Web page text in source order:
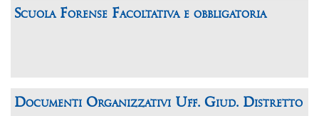
Scuola Forense Facoltativa e obbligatoria
Documenti Organizzativi Uff. Giud. Distretto